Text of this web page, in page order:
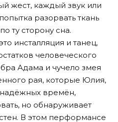
жест, каждый звук или
разорвать ткань
ту сторону сна.
инсталляция и танец,
человеческого
Адама и чучело змея
рая, которые Юлия,
времён,
но обнаруживает
В этом перформансе